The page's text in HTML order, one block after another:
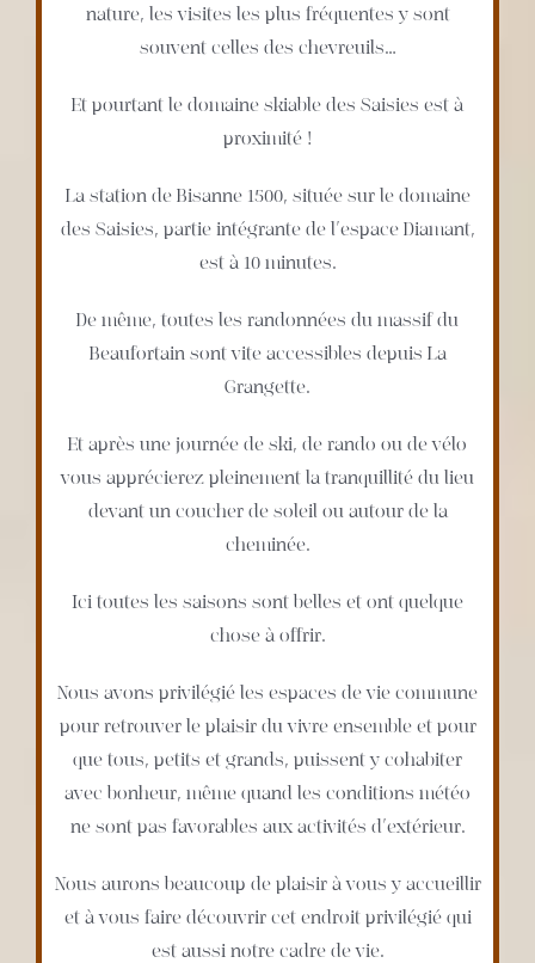
nature, les visites les plus fréquentes y sont
souvent celles des chevreuils…
Et pourtant le domaine skiable des Saisies est à
proximité !
La station de Bisanne 1500, située sur le domaine
des Saisies, partie intégrante de l’espace Diamant,
est à 10 minutes.
De même, toutes les randonnées du massif du
Beaufortain sont vite accessibles depuis La
Grangette.
Et après une journée de ski, de rando ou de vélo
vous apprécierez pleinement la tranquillité du lieu
devant un coucher de soleil ou autour de la
cheminée.
Ici toutes les saisons sont belles et ont quelque
chose à offrir.
Nous avons privilégié les espaces de vie commune
pour retrouver le plaisir du vivre ensemble et pour
que tous, petits et grands, puissent y cohabiter
avec bonheur, même quand les conditions météo
ne sont pas favorables aux activités d’extérieur.
Nous aurons beaucoup de plaisir à vous y accueillir
et à vous faire découvrir cet endroit privilégié qui
est aussi notre cadre de vie.